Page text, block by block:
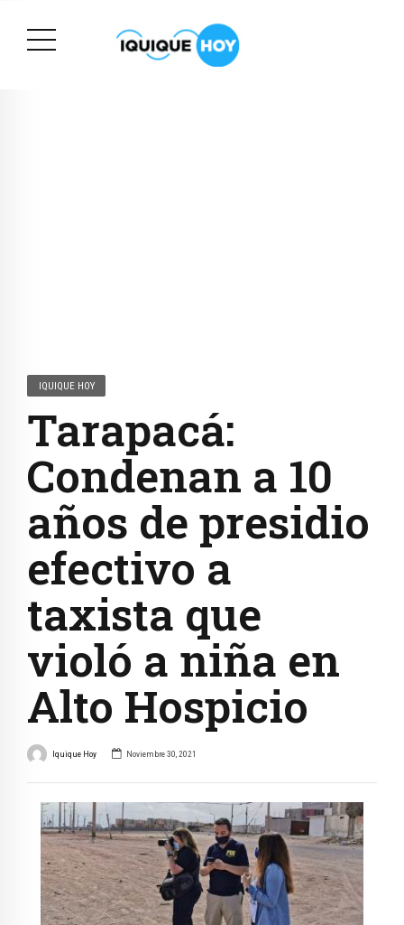
IQUIQUE HOY
Tarapacá:
Condenan a 10
años de presidio
efectivo a
taxista que
violó a niña en
Alto Hospicio
Iquique Hoy Noviembre 30, 2021